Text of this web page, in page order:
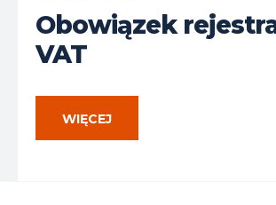
Obowiązek
VAT
WIĘCEJ